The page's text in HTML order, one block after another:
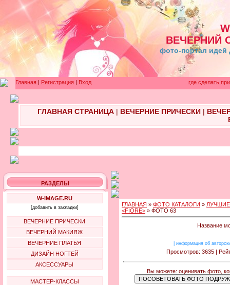
ВЕЧЕРНИЙ
фото-портал идей
Главная | Регистрация | Вход где сделать
ГЛАВНАЯ СТРАНИЦА| ВЕЧЕРНИЕ ПРИЧЕСКИ|
РАЗДЕЛЫ
W-IMAGE.RU
[добавить в закладки]
ВЕЧЕРНИЕ ПРИЧЕСКИ
ВЕЧЕРНИЙ МАКИЯЖ
ВЕЧЕРНИЕ ПЛАТЬЯ
ДИЗАЙН НОГТЕЙ
АКСЕССУАРЫ
МАСТЕР-КЛАССЫ
ГЛАВНАЯ » ФОТО КАТАЛОГИ »
<FIORE> » ФОТО 63
Название
информация об
Просмотров: 3635 |
Вы можете: оценивать фото,